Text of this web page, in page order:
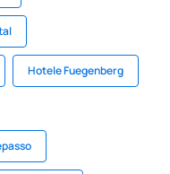
Hotele Fuegenberg